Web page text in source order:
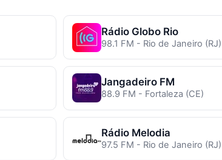
Rádio Globo Rio
98.1 FM - Rio de Janeiro (RJ)
Jangadeiro FM
88.9 FM - Fortaleza (CE)
Rádio Melodia
97.5 FM - Rio de Janeiro (RJ)